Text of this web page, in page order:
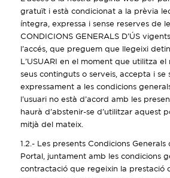
gratuït i està condicionat a la prèvia
íntegra, expressa i sense reserves de
CONDICIONS GENERALS D’ÚS
l’accés, que preguem que llegeixi
L’USUARI en el moment que utilitza el
seus continguts o serveis, accepta i se
expressament a les condicions
l’usuari no està d’acord amb les
haurà d’abstenir-se d’utilitzar aquest
mitjà del mateix.
1.2.- Les presents Condicions Generals
Portal, juntament amb les condicions
contractació que regeixin la prestació